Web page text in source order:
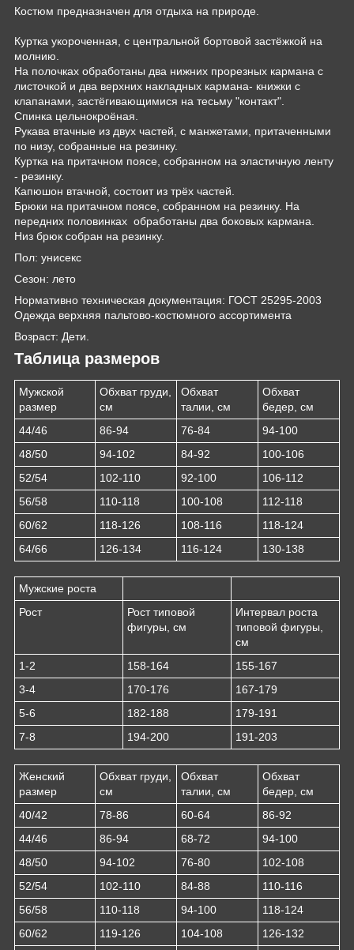
Костюм предназначен для отдыха на природе.
Куртка укороченная, с центральной бортовой застёжкой на
молнию.
На полочках обработаны два нижних прорезных кармана с
листочкой и два верхних накладных кармана- книжки с
клапанами, застёгивающимися на тесьму "контакт".
Спинка цельнокроёная.
Рукава втачные из двух частей, с манжетами, притаченными
по низу, собранные на резинку.
Куртка на притачном поясе, собранном на эластичную ленту
- резинку.
Капюшон втачной, состоит из трёх частей.
Брюки на притачном поясе, собранном на резинку. На
передних половинках обработаны два боковых кармана.
Низ брюк собран на резинку.
Пол: унисекс
Сезон: лето
Нормативно техническая документация: ГОСТ 25295-2003
Одежда верхняя пальтово-костюмного ассортимента
Возраст: Дети.
Таблица размеров
Мужской
размер
Обхват груди,
см
Обхват
талии, см
Обхват
бедер, см
44/46
86-94 76-84
94-100
48/50
94-102 84-92
100-106
52/54
102-110 92-100
106-112
56/58
110-118 100-108
112-118
60/62
118-126 108-116
118-124
64/66
126-134 116-124 130-138
Мужские роста
Рост
Рост типовой
фигуры, см
Интервал роста
типовой фигуры,
см
1-2
158-164
155-167
3-4
170-176
167-179
5-6
182-188
179-191
7-8
194-200 191-203
Женский
размер
Обхват груди,
см
Обхват
талии, см
Обхват
бедер, см
40/42
78-86 60-64
86-92
44/46
86-94 68-72
94-100
48/50
94-102 76-80
102-108
52/54
102-110 84-88
110-116
56/58
110-118 94-100
118-124
60/62
119-126 104-108
126-132